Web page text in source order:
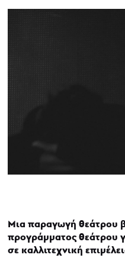
Μια παραγωγή θεάτρου
προγράμματος θεάτρου
σε καλλιτεχνική